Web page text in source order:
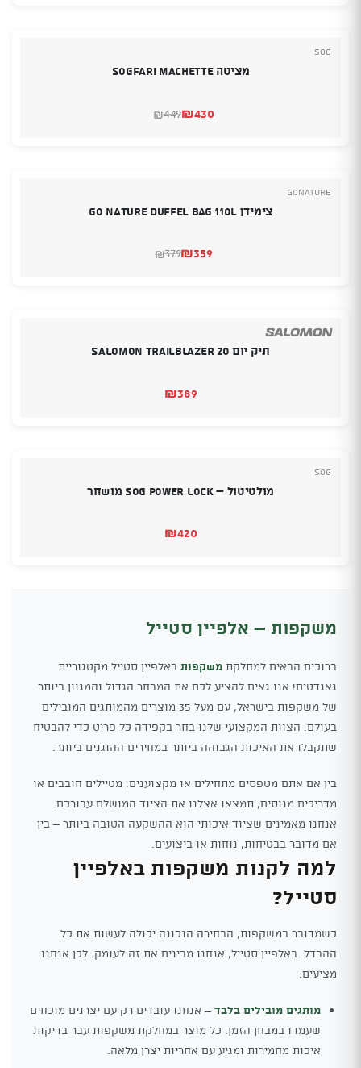
SOG
מציטה SOGFARI MACHETTE
₪449
המחיר₪430
המחיר
GoNature
צימידן Go Nature Duffel Bag 110L
₪379
המחיר₪359
המחיר
תיק יום SALOMON TRAILBLAZER 20
₪389
SOG
מולטיטול – SOG Power Lock מושחר
₪420
משקפות – אלפיין סטייל
ברוכים הבאים למחלקת משקפות באלפיין סטייל מקטגוריית
גאגדטים! אנו גאים להציע לכם את המבחר הגדול והמגוון ביותר
של משקפות בישראל, עם מעל 35 מוצרים מהמותגים המובילים
בעולם. הצוות המקצועי שלנו בחר בקפידה כל פריט כדי להבטיח
שתקבלו את האיכות הגבוהה ביותר במחירים ההוגנים ביותר.
בין אם אתם מטפסים מתחילים או מקצוענים, מטיילים חובבים או
מדריכים מנוסים, תמצאו אצלנו את הציוד המושלם עבורכם.
אנחנו מאמינים שציוד איכותי הוא ההשקעה הטובה ביותר – בין
אם מדובר בבטיחות, נוחות או ביצועים.
למה לקנות משקפות באלפיין
סטייל?
כשמדובר במשקפות, הבחירה הנכונה יכולה לעשות את כל
ההבדל. באלפיין סטייל, אנחנו מבינים את זה לעומק. לכן אנחנו
מציעים:
מותגים מובילים בלבד– אנחנו עובדים רק עם יצרנים מוכחים
שעמדו במבחן הזמן. כל מוצר במחלקת משקפות עבר בדיקות
איכות מחמירות ומגיע עם אחריות יצרן מלאה.